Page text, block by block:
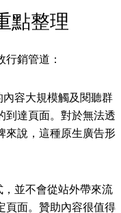
點整理
銷管道：
容大規模觸及閱聽群
到達頁面。對於無法透
來說，這種原生廣告形
並不會從站外帶來流
頁面。贊助內容很值得